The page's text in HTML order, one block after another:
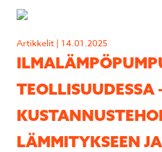
Artikkelit | 14.01.2025
TEOLLISUUDESSA
LÄMMITYKSEEN